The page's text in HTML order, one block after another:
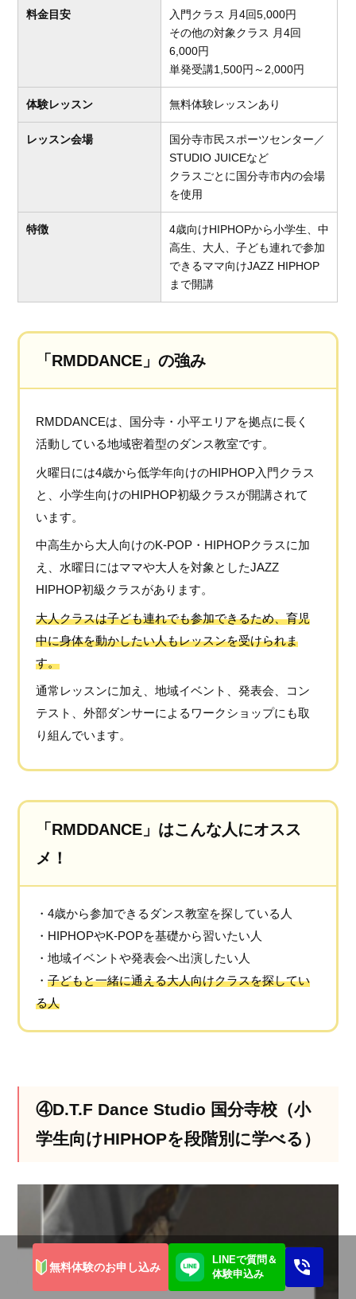
無料体験のお申し込み
LINEで質問＆
体験申込み
料金目安
入門クラス 月4回5,000円
その他の対象クラス 月4回
6,000円
単発受講1,500円～2,000円
体験レッスン 無料体験レッスンあり
レッスン会場
国分寺市民スポーツセンター／
STUDIO JUICEなど
クラスごとに国分寺市内の会場
を使用
特徴
4歳向けHIPHOPから小学生、中
高生、大人、子ども連れで参加
できるママ向けJAZZ HIPHOP
まで開講
「RMDDANCE」の強み
RMDDANCEは、国分寺・小平エリアを拠点に長く
活動している地域密着型のダンス教室です。
火曜日には4歳から低学年向けのHIPHOP入門クラス
と、小学生向けのHIPHOP初級クラスが開講されて
います。
中高生から大人向けのK-POP・HIPHOPクラスに加
え、水曜日にはママや大人を対象としたJAZZ
HIPHOP初級クラスがあります。
大人クラスは子ども連れでも参加できるため、育児
中に身体を動かしたい人もレッスンを受けられま
す。
通常レッスンに加え、地域イベント、発表会、コン
テスト、外部ダンサーによるワークショップにも取
り組んでいます。
「RMDDANCE」はこんな人にオスス
メ！
・4歳から参加できるダンス教室を探している人
・HIPHOPやK-POPを基礎から習いたい人
・地域イベントや発表会へ出演したい人
・子どもと一緒に通える大人向けクラスを探してい
る人
④D.T.F Dance Studio 国分寺校（小
学生向けHIPHOPを段階別に学べる）